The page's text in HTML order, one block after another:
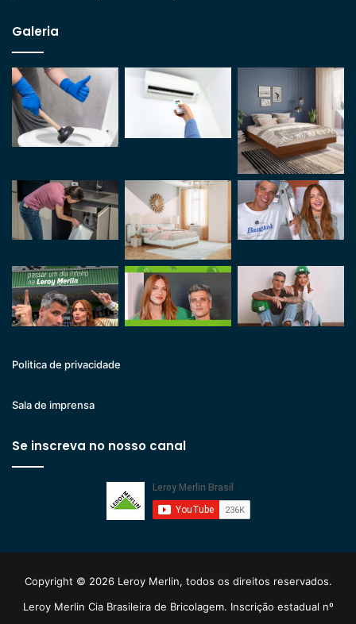
Galeria
Politica de privacidade
Sala de imprensa
Se inscreva no nosso canal
Copyright © 2026 Leroy Merlin, todos os direitos reservados.
Leroy Merlin Cia Brasileira de Bricolagem. Inscrição estadual nº